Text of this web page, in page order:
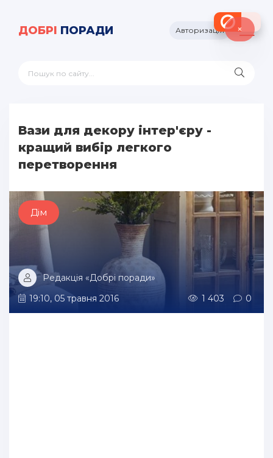
ДОБРІ ПОРАДИ Авторизація
Вази для декору інтер'єру -
кращий вибір легкого
перетворення
Дім
Редакція «Добрі поради»
19:10, 05 травня 2016
1 403 0
×